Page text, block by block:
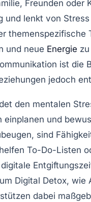
Freunden oder
und lenkt von
themenspezifische
und neue Energie
ist die
jedoch
den mentalen
und
sind
To-Do-Listen
Digital Detox, wie
dabei